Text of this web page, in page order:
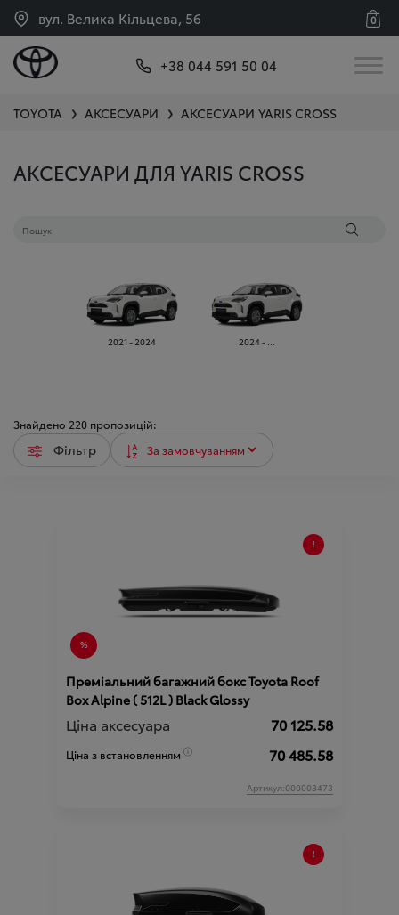
вул. Велика Кільцева, 56 0
+38 044 591 50 04
TOYOTA ❯ АКСЕСУАРИ ❯ АКСЕСУАРИ YARIS CROSS
АКСЕСУАРИ ДЛЯ YARIS CROSS
2021 - 2024 2024 - ...
Знайдено 220 пропозицій:
Фільтр
Преміальний багажний бокс Toyota Roof
Box Alpine ( 512L ) Black Glossy
Ціна аксесуара 70 125.58
Ціна з встановленням 70 485.58
Артикул:000003473